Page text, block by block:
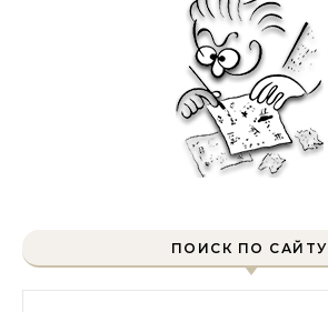
ПОИСК ПО САЙТУ